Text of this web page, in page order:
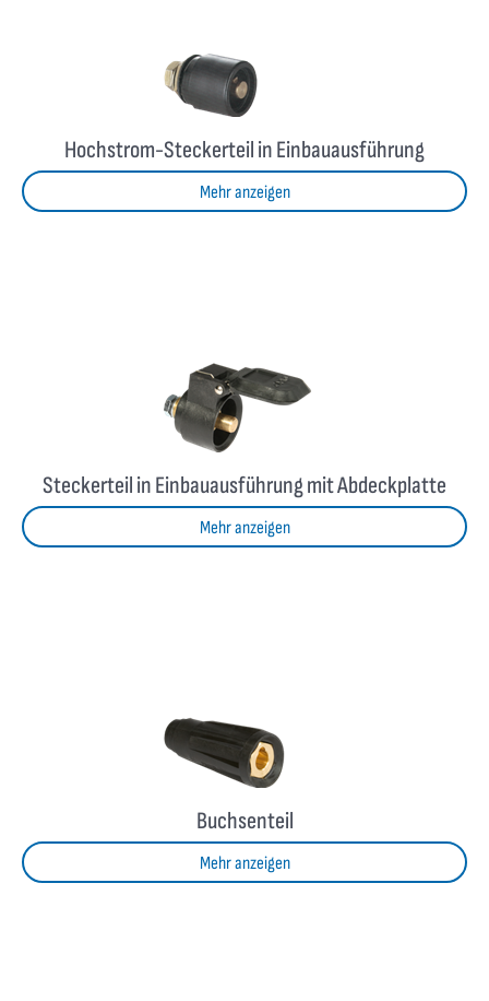
Hochstrom-Steckerteil in Einbauausführung
Mehr anzeigen
Steckerteil in Einbauausführung mit Abdeckplatte
Mehr anzeigen
Buchsenteil
Mehr anzeigen